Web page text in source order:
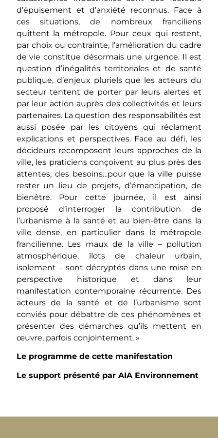
d’épuisement et d’anxiété reconnus. Face à
ces situations, de nombreux franciliens
quittent la métropole. Pour ceux qui restent,
par choix ou contrainte, l’amélioration du cadre
de vie constitue désormais une urgence. Il est
question d’inégalités territoriales et de santé
publique, d’enjeux pluriels que les acteurs du
secteur tentent de porter par leurs alertes et
par leur action auprès des collectivités et leurs
partenaires. La question des responsabilités est
aussi posée par les citoyens qui réclament
explications et perspectives. Face au défi, les
décideurs recomposent leurs approches de la
ville, les praticiens conçoivent au plus près des
attentes, des besoins…pour que la ville puisse
rester un lieu de projets, d’émancipation, de
bienêtre. Pour cette journée, il est ainsi
proposé d’interroger la contribution de
l’urbanisme à la santé et au bien-être dans la
ville dense, en particulier dans la métropole
francilienne. Les maux de la ville – pollution
atmosphérique, îlots de chaleur urbain,
isolement – sont décryptés dans une mise en
perspective historique et dans leur
manifestation contemporaine récurrente. Des
acteurs de la santé et de l’urbanisme sont
conviés pour débattre de ces phénomènes et
présenter des démarches qu’ils mettent en
œuvre, parfois conjointement. »
Le programme de cette manifestation
Le support présenté par AIA Environnement